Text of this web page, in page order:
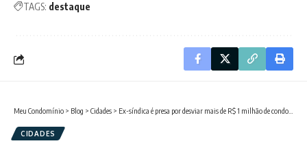
TAGS: destaque
Meu Condomínio > Blog > Cidades > Ex-síndica é presa por desviar mais de R$ 1 milhão de condomínio em Águas Claras
CIDADES